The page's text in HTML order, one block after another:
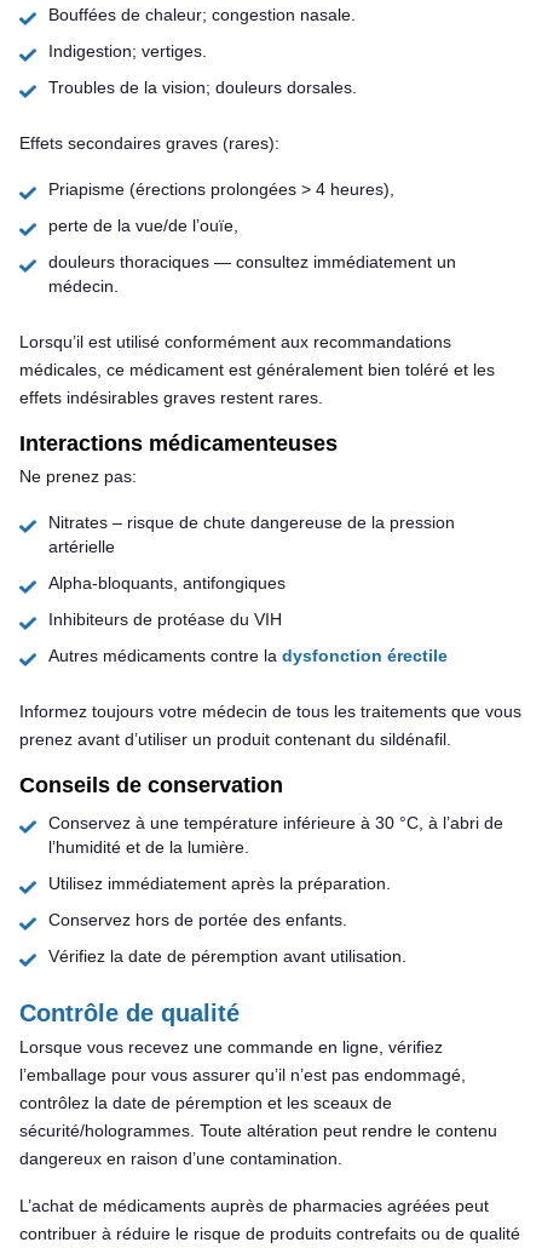
Bouffées de chaleur; congestion nasale.
Indigestion; vertiges.
Troubles de la vision; douleurs dorsales.
Effets secondaires graves (rares):
Priapisme (érections prolongées > 4 heures),
perte de la vue/de l’ouïe,
douleurs thoraciques — consultez immédiatement un
médecin.
Lorsqu’il est utilisé conformément aux recommandations
médicales, ce médicament est généralement bien toléré et les
effets indésirables graves restent rares.
Interactions médicamenteuses
Ne prenez pas:
Nitrates – risque de chute dangereuse de la pression
artérielle
Alpha-bloquants, antifongiques
Inhibiteurs de protéase du VIH
Autres médicaments contre la dysfonction érectile
Informez toujours votre médecin de tous les traitements que vous
prenez avant d’utiliser un produit contenant du sildénafil.
Conseils de conservation
Conservez à une température inférieure à 30 °C, à l’abri de
l’humidité et de la lumière.
Utilisez immédiatement après la préparation.
Conservez hors de portée des enfants.
Vérifiez la date de péremption avant utilisation.
Contrôle de qualité
Lorsque vous recevez une commande en ligne, vérifiez
l’emballage pour vous assurer qu’il n’est pas endommagé,
contrôlez la date de péremption et les sceaux de
sécurité/hologrammes. Toute altération peut rendre le contenu
dangereux en raison d’une contamination.
L’achat de médicaments auprès de pharmacies agréées peut
contribuer à réduire le risque de produits contrefaits ou de qualité